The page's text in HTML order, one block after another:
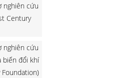
nghiên cứu
Century
nghiên cứu
biến đổi khí